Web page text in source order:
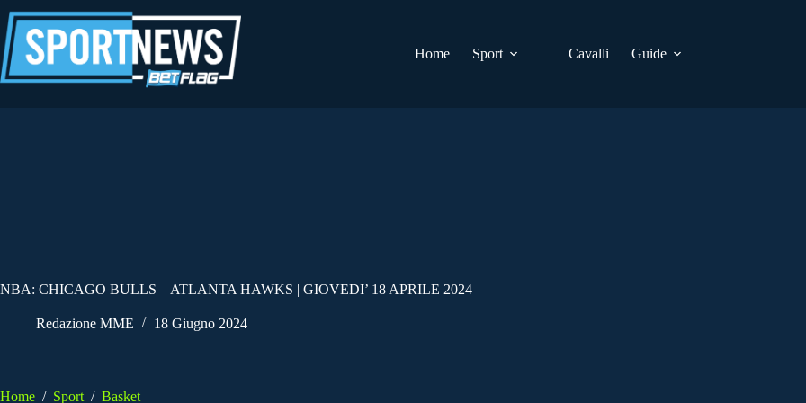
al
contenuto
Home
Sport Cavalli Guide
NBA: CHICAGO BULLS – ATLANTA HAWKS | GIOVEDI’ 18 APRILE 2024
Redazione MME 18 Giugno 2024
Home / Sport / Basket